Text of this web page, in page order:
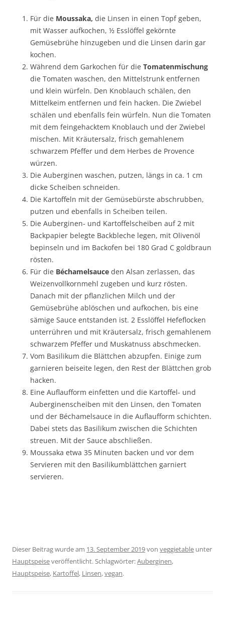
Für die Moussaka, die Linsen in einen Topf geben,
mit Wasser aufkochen, ½ Esslöffel gekörnte
Gemüsebrühe hinzugeben und die Linsen darin gar
kochen.
Während dem Garkochen für die Tomatenmischung
die Tomaten waschen, den Mittelstrunk entfernen
und klein würfeln. Den Knoblauch schälen, den
Mittelkeim entfernen und fein hacken. Die Zwiebel
schälen und ebenfalls fein würfeln. Nun die Tomaten
mit dem feingehacktem Knoblauch und der Zwiebel
mischen. Mit Kräutersalz, frisch gemahlenem
schwarzem Pfeffer und dem Herbes de Provence
würzen.
Die Auberginen waschen, putzen, längs in ca. 1 cm
dicke Scheiben schneiden.
Die Kartoffeln mit der Gemüsebürste abschrubben,
putzen und ebenfalls in Scheiben teilen.
Die Auberginen- und Kartoffelscheiben auf 2 mit
Backpapier belegte Backbleche legen, mit Olivenöl
bepinseln und im Backofen bei 180 Grad C goldbraun
rösten.
Für die Béchamelsauce den Alsan zerlassen, das
Weizenvollkornmehl zugeben und kurz rösten.
Danach mit der pflanzlichen Milch und der
Gemüsebrühe ablöschen und aufkochen, bis eine
sämige Sauce entstanden ist. 2 Esslöffel Hefeflocken
unterrühren und mit Kräutersalz, frisch gemahlenem
schwarzem Pfeffer und Muskatnuss abschmecken.
Vom Basilikum die Blättchen abzupfen. Einige zum
garnieren beiseite legen, den Rest der Blättchen grob
hacken.
Eine Auflaufform einfetten und die Kartoffel- und
Auberginenscheiben mit den Linsen, den Tomaten
und der Béchamelsauce in die Auflaufform schichten.
Dabei stets das Basilikum zwischen die Schichten
streuen. Mit der Sauce abschließen.
Moussaka etwa 35 Minuten backen und vor dem
Servieren mit den Basilikumblättchen garniert
servieren.
Dieser Beitrag wurde am 13. September 2019von veggietable unter
Hauptspeiseveröffentlicht. Schlagwörter:Auberginen,
Hauptspeise, Kartoffel, Linsen,vegan.